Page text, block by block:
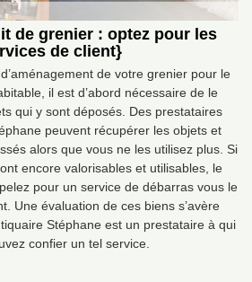
de grenier : optez pour les
de client}
de votre grenier pour le
il est d’abord nécessaire de le
qui y sont déposés. Des prestataires
peuvent récupérer les objets et
alors que vous ne les utilisez plus. Si
encore valorisables et utilisables, le
pour un service de débarras vous le
Une évaluation de ces biens s’avère
Stéphane est un prestataire à qui
confier un tel service.